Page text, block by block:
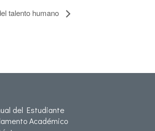
talento humano
del Estudiante
Académico